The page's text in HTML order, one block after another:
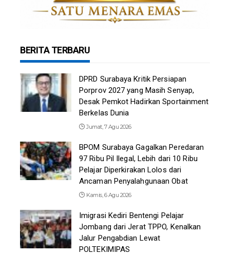
BERITA TERBARU
DPRD Surabaya Kritik Persiapan
Porprov 2027 yang Masih Senyap,
Desak Pemkot Hadirkan Sportainment
Berkelas Dunia
Jumat, 7 Agu 2026
BPOM Surabaya Gagalkan Peredaran
97 Ribu Pil Ilegal, Lebih dari 10 Ribu
Pelajar Diperkirakan Lolos dari
Ancaman Penyalahgunaan Obat
Kamis, 6 Agu 2026
Imigrasi Kediri Bentengi Pelajar
Jombang dari Jerat TPPO, Kenalkan
Jalur Pengabdian Lewat
POLTEKIMIPAS